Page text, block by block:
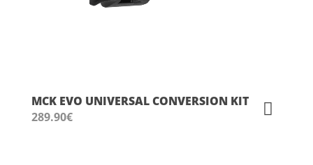
MCK EVO UNIVERSAL CONVERSION KIT
289.90€